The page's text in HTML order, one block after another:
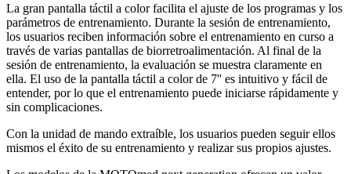
La gran pantalla táctil a color facilita el ajuste de los programas y los
parámetros de entrenamiento. Durante la sesión de entrenamiento,
los usuarios reciben información sobre el entrenamiento en curso a
través de varias pantallas de biorretroalimentación. Al final de la
sesión de entrenamiento, la evaluación se muestra claramente en
ella. El uso de la pantalla táctil a color de 7'' es intuitivo y fácil de
entender, por lo que el entrenamiento puede iniciarse rápidamente y
sin complicaciones.
Con la unidad de mando extraíble, los usuarios pueden seguir ellos
mismos el éxito de su entrenamiento y realizar sus propios ajustes.